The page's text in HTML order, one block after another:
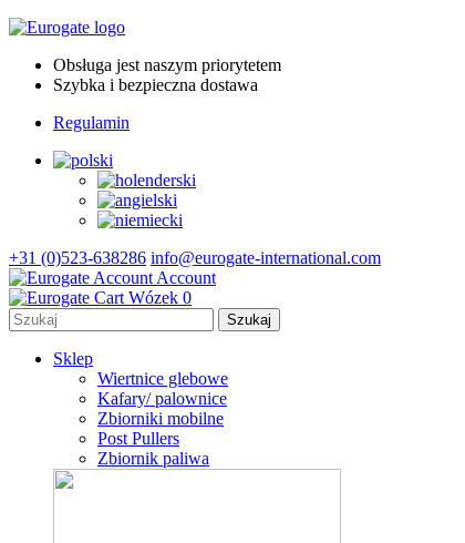
Obsługa jest naszym priorytetem
Szybka i bezpieczna dostawa
Regulamin
+31 (0)523-638286 info@eurogate-international.com
Account
Wózek 0
Sklep
Wiertnice glebowe
Kafary/ palownice
Zbiorniki mobilne
Post Pullers
Zbiornik paliwa